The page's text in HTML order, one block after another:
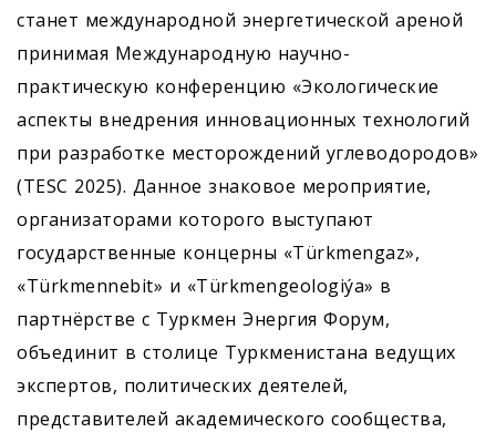
станет международной энергетической ареной
принимая Международную научно-
практическую конференцию «Экологические
аспекты внедрения инновационных технологий
при разработке месторождений углеводородов»
(TESC 2025). Данное знаковое мероприятие,
организаторами которого выступают
государственные концерны «Türkmengaz»,
«Türkmennebit» и «Türkmengeologiýa» в
партнёрстве с Туркмен Энергия Форум,
объединит в столице Туркменистана ведущих
экспертов, политических деятелей,
представителей академического сообщества,